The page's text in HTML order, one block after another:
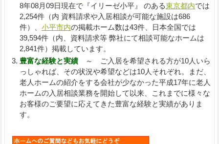
8年08月09日現在で『イリーゼ小平』 のある東京都内では
2,254件（内 資料請求や入居相談が可能な施設は686
件）、 小平市内の掲載ホーム数は43件、日本全国では
39,594件（内、資料請求等 弊社にて相談可能なホームは
2,841件）掲載しています。
豊富な経験と実績～ ご入居を希望される方が10人いら
っしゃれば、その状況や希望などは10人それぞれ。まだ、
老人ホームの紹介をする会社が少なかった平成17年に老人
ホームの入居相談業務を開始して以来、これまでに様々な
お客様のご要望に応えてきた豊富な経験と実績がありま
す。